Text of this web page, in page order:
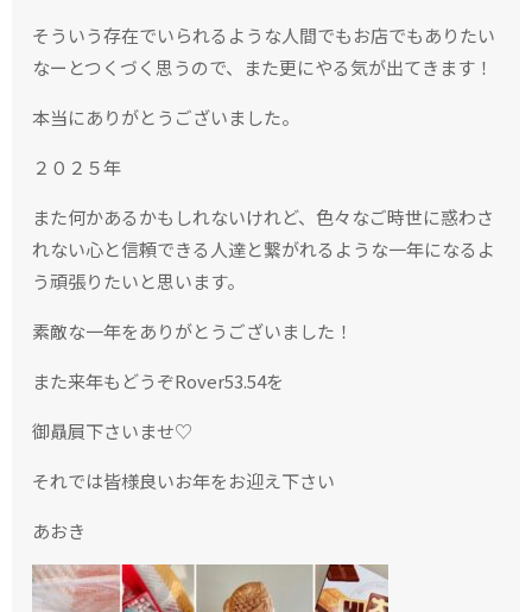
そういう存在でいられるような人間でもお店でもありたい
なーとつくづく思うので、また更にやる気が出てきます！
本当にありがとうございました。
２０２５年
また何かあるかもしれないけれど、色々なご時世に惑わさ
れない心と信頼できる人達と繋がれるような一年になるよ
う頑張りたいと思います。
素敵な一年をありがとうございました！
また来年もどうぞRover53.54を
御贔屓下さいませ♡
それでは皆様良いお年をお迎え下さい
あおき